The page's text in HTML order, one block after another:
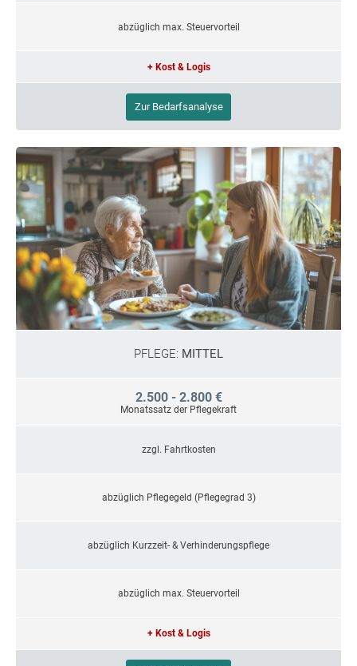
abzüglich max. Steuervorteil
+ Kost & Logis
Zur Bedarfsanalyse
PFLEGE: MITTEL
2.500 - 2.800 €
Monatssatz der Pflegekraft
zzgl. Fahrtkosten
abzüglich Pflegegeld (Pflegegrad 3)
abzüglich Kurzzeit- & Verhinderungspflege
abzüglich max. Steuervorteil
+ Kost & Logis